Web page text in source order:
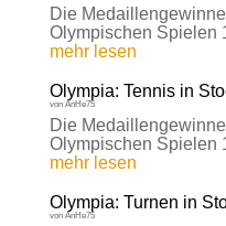
Die
Olympischen Spielen
mehr lesen
Olympia: Tennis in
von AnHe75
Die
Olympischen Spielen
mehr lesen
Olympia: Turnen in
von AnHe75